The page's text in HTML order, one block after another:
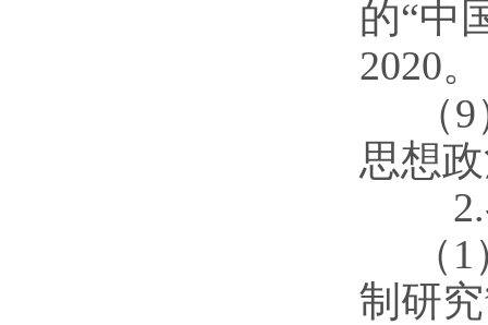
的“中
2020。
（9
思想
（ 1
制研